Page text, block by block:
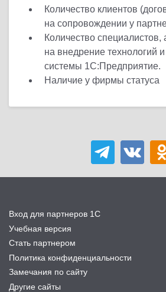
Количество клиентов
на сопровождении у
Количество специалистов,
на внедрение технологий
системы 1С:Предприятие.
Наличие у фирмы статуса
Вход для партнеров 1С
Учебная версия
Стать партнером
Политика конфиденциальности
Замечания по сайту
Другие сайты